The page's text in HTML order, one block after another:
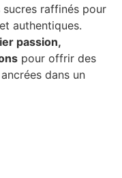
raffinés pour
authentiques.
passion,
pour offrir des
dans un